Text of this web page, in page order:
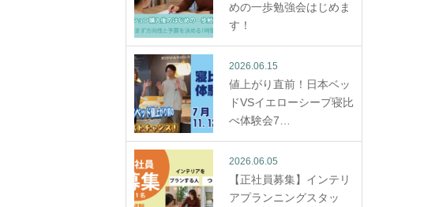
めの一歩勉強会はじめま
す！
2026.06.15
値上がり直前！日本ベッ
ドVSイエローシープ寝比
べ体験会7…
2026.06.05
【正社員募集】インテリ
アプランニングスタッ